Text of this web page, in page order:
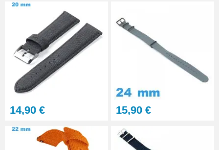
14,90 € 15,90 €